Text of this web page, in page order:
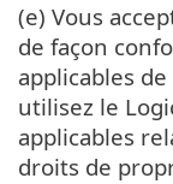
(e) Vous
de façon
applicables
utilisez le
applicables
droits de